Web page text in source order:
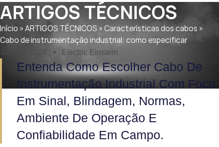
ARTIGOS TÉCNICOS
Início »ARTIGOS TÉCNICOS »Características dos cabos »
Cabo de instrumentação industrial: como especificar
Electric Einstein
Entenda Como Escolher Cabo De
Instrumentação Industrial Com Foco
Em Sinal, Blindagem, Normas,
Ambiente De Operação E
Confiabilidade Em Campo.